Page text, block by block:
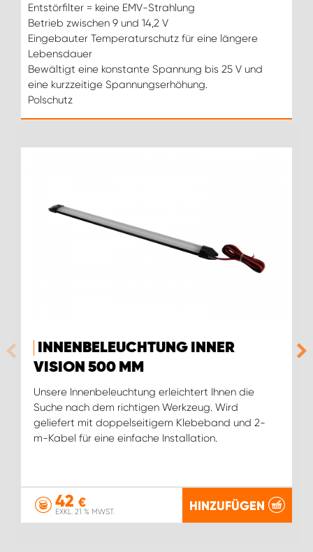
Entstörfilter = keine EMV-Strahlung
Betrieb zwischen 9 und 14,2 V
Eingebauter Temperaturschutz für eine längere
Lebensdauer
Bewältigt eine konstante Spannung bis 25 V und
eine kurzzeitige Spannungserhöhung.
Polschutz
INNENBELEUCHTUNG INNER
VISION 500 MM
Unsere Innenbeleuchtung erleichtert Ihnen die
Suche nach dem richtigen Werkzeug. Wird
geliefert mit doppelseitigem Klebeband und 2-
m-Kabel für eine einfache Installation.
42 €
EXKL. 21 % MWST. HINZUFÜGEN